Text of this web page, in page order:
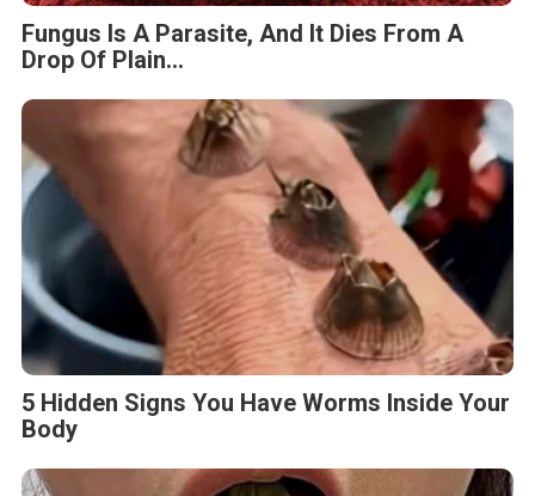
Fungus Is A Parasite, And It Dies From A
Drop Of Plain...
5 Hidden Signs You Have Worms Inside Your
Body